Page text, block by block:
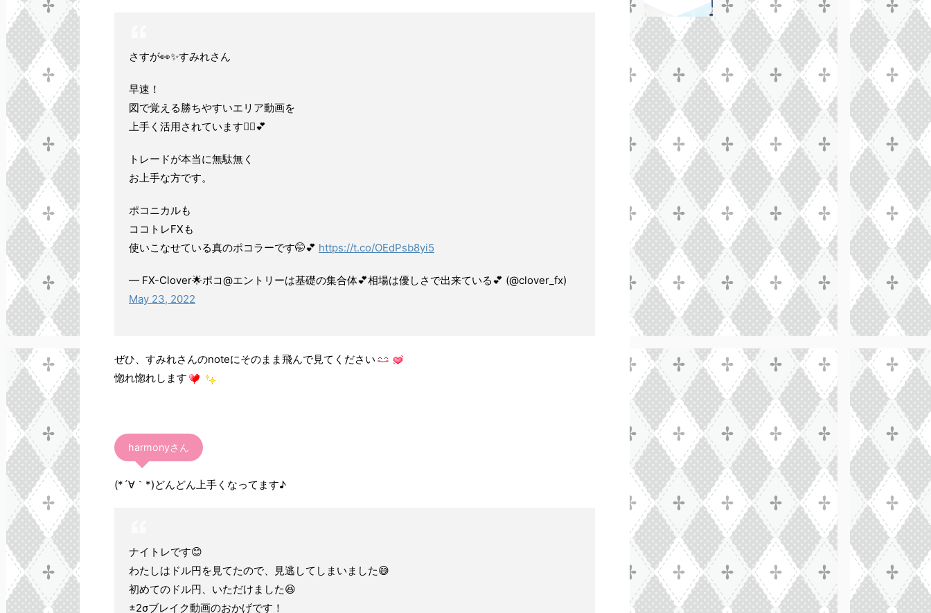
さすが👀✨すみれさん
早速！
図で覚える勝ちやすいエリア動画を
上手く活用されています🙆‍♀️💕
トレードが本当に無駄無く
お上手な方です。
ポコニカルも
ココトレFXも
使いこなせている真のポコラーです🤭💕 https://t.co/OEdPsb8yi5
— FX-Clover🌟ポコ@エントリーは基礎の集合体💕相場は優しさで出来ている💕 (@clover_fx)
May 23, 2022
ぜひ、すみれさんのnoteにそのまま飛んで見てください
惚れ惚れします
harmonyさん
(*´∀｀*)どんどん上手くなってます♪
ナイトレです😊
わたしはドル円を見てたので、見逃してしまいました😅
初めてのドル円、いただけました😆
±2σブレイク動画のおかげです！